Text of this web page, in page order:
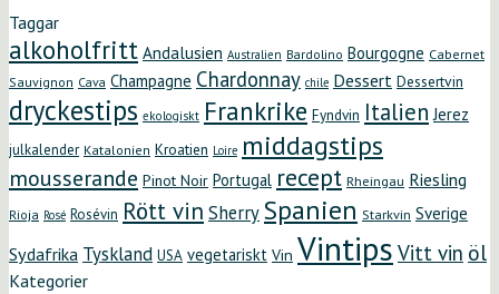
Taggar
alkoholfritt Andalusien Australien Bardolino Bourgogne Cabernet
Sauvignon Cava Champagne Chardonnay chile Dessert Dessertvin
dryckestips ekologiskt Frankrike Fyndvin Italien Jerez
julkalender Katalonien Kroatien Loire middagstips
mousserande Pinot Noir Portugal recept Rheingau Riesling
Rioja Rosé Rosévin Rött vin SherrySpanien Starkvin Sverige
Sydafrika Tyskland USA vegetariskt Vin Vintips Vitt vin öl
Kategorier